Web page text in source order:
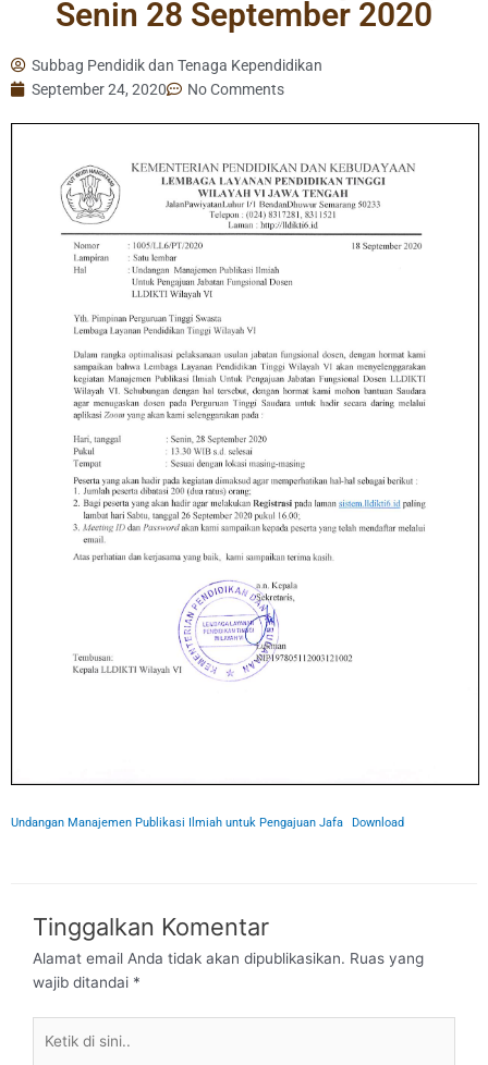
Senin 28 September 2020
Subbag Pendidik dan Tenaga Kependidikan
September 24, 2020
No Comments
Undangan Manajemen Publikasi Ilmiah untuk Pengajuan Jafa Download
Tinggalkan Komentar
Alamat email Anda tidak akan dipublikasikan. Ruas yang
wajib ditandai *